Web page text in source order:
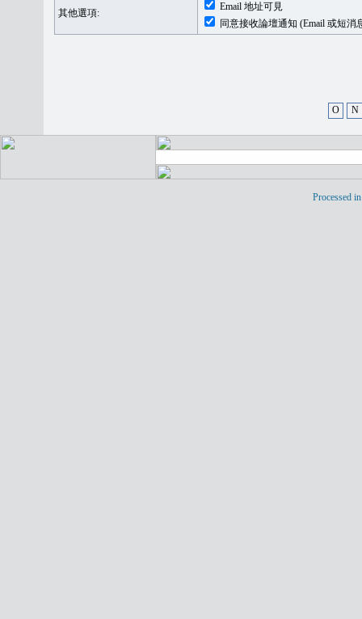
其他選項:
Email 地址可見
同意接收論壇通知 (Email 或短消
O N
Processed